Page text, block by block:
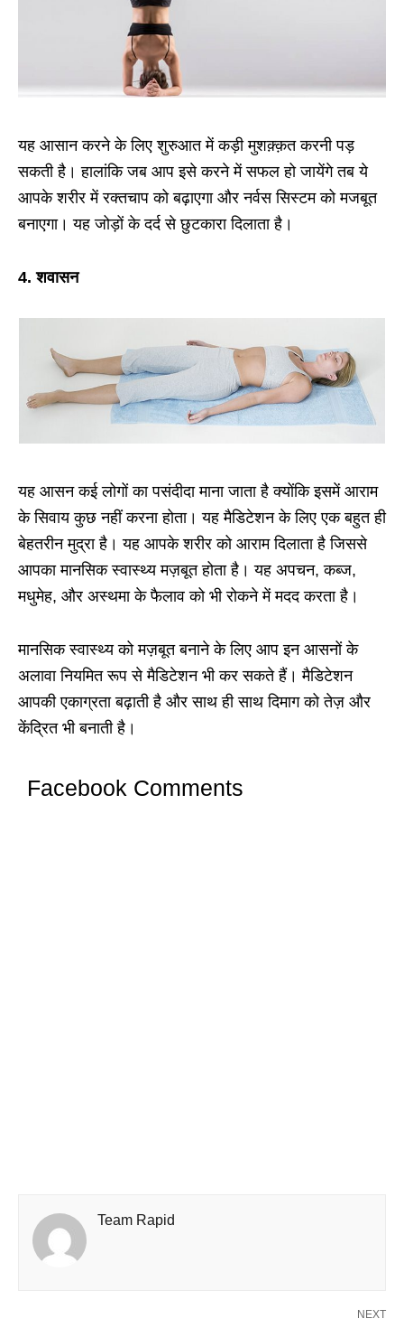
यह आसान करने के लिए शुरुआत में कड़ी मुशक़्क़त करनी पड़
सकती है। हालांकि जब आप इसे करने में सफल हो जायेंगे तब ये
आपके शरीर में रक्तचाप को बढ़ाएगा और नर्वस सिस्टम को मजबूत
बनाएगा। यह जोड़ों के दर्द से छुटकारा दिलाता है।
4. शवासन
यह आसन कई लोगों का पसंदीदा माना जाता है क्योंकि इसमें आराम
के सिवाय कुछ नहीं करना होता। यह मैडिटेशन के लिए एक बहुत ही
बेहतरीन मुद्रा है। यह आपके शरीर को आराम दिलाता है जिससे
आपका मानसिक स्वास्थ्य मज़बूत होता है। यह अपचन, कब्ज,
मधुमेह, और अस्थमा के फैलाव को भी रोकने में मदद करता है।
मानसिक स्वास्थ्य को मज़बूत बनाने के लिए आप इन आसनों के
अलावा नियमित रूप से मैडिटेशन भी कर सकते हैं। मैडिटेशन
आपकी एकाग्रता बढ़ाती है और साथ ही साथ दिमाग को तेज़ और
केंद्रित भी बनाती है।
Facebook Comments
Team Rapid
NEXT